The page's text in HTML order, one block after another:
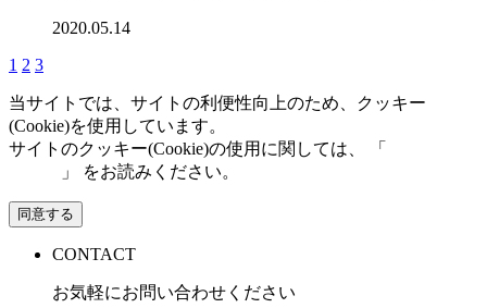
2020.05.14
1 2 3
当サイトでは、サイトの利便性向上のため、クッキー
(Cookie)を使用しています。
サイトのクッキー(Cookie)の使用に関しては、 「
」 をお読みください。
同意する
CONTACT
お気軽にお問い合わせください